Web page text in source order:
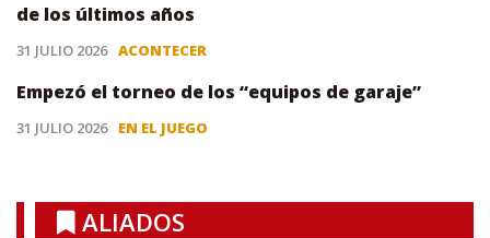
de los últimos años
31 JULIO 2026 ACONTECER
Empezó el torneo de los “equipos de garaje”
31 JULIO 2026 EN EL JUEGO
ALIADOS